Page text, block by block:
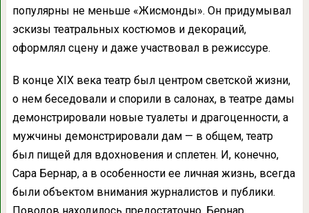
популярны не меньше «Жисмонды». Он придумывал
эскизы театральных костюмов и декораций,
оформлял сцену и даже участвовал в режиссуре.
В конце XIX века театр был центром светской жизни,
о нем беседовали и спорили в салонах, в театре дамы
демонстрировали новые туалеты и драгоценности, а
мужчины демонстрировали дам — в общем, театр
был пищей для вдохновения и сплетен. И, конечно,
Сара Бернар, а в особенности ее личная жизнь, всегда
были объектом внимания журналистов и публики.